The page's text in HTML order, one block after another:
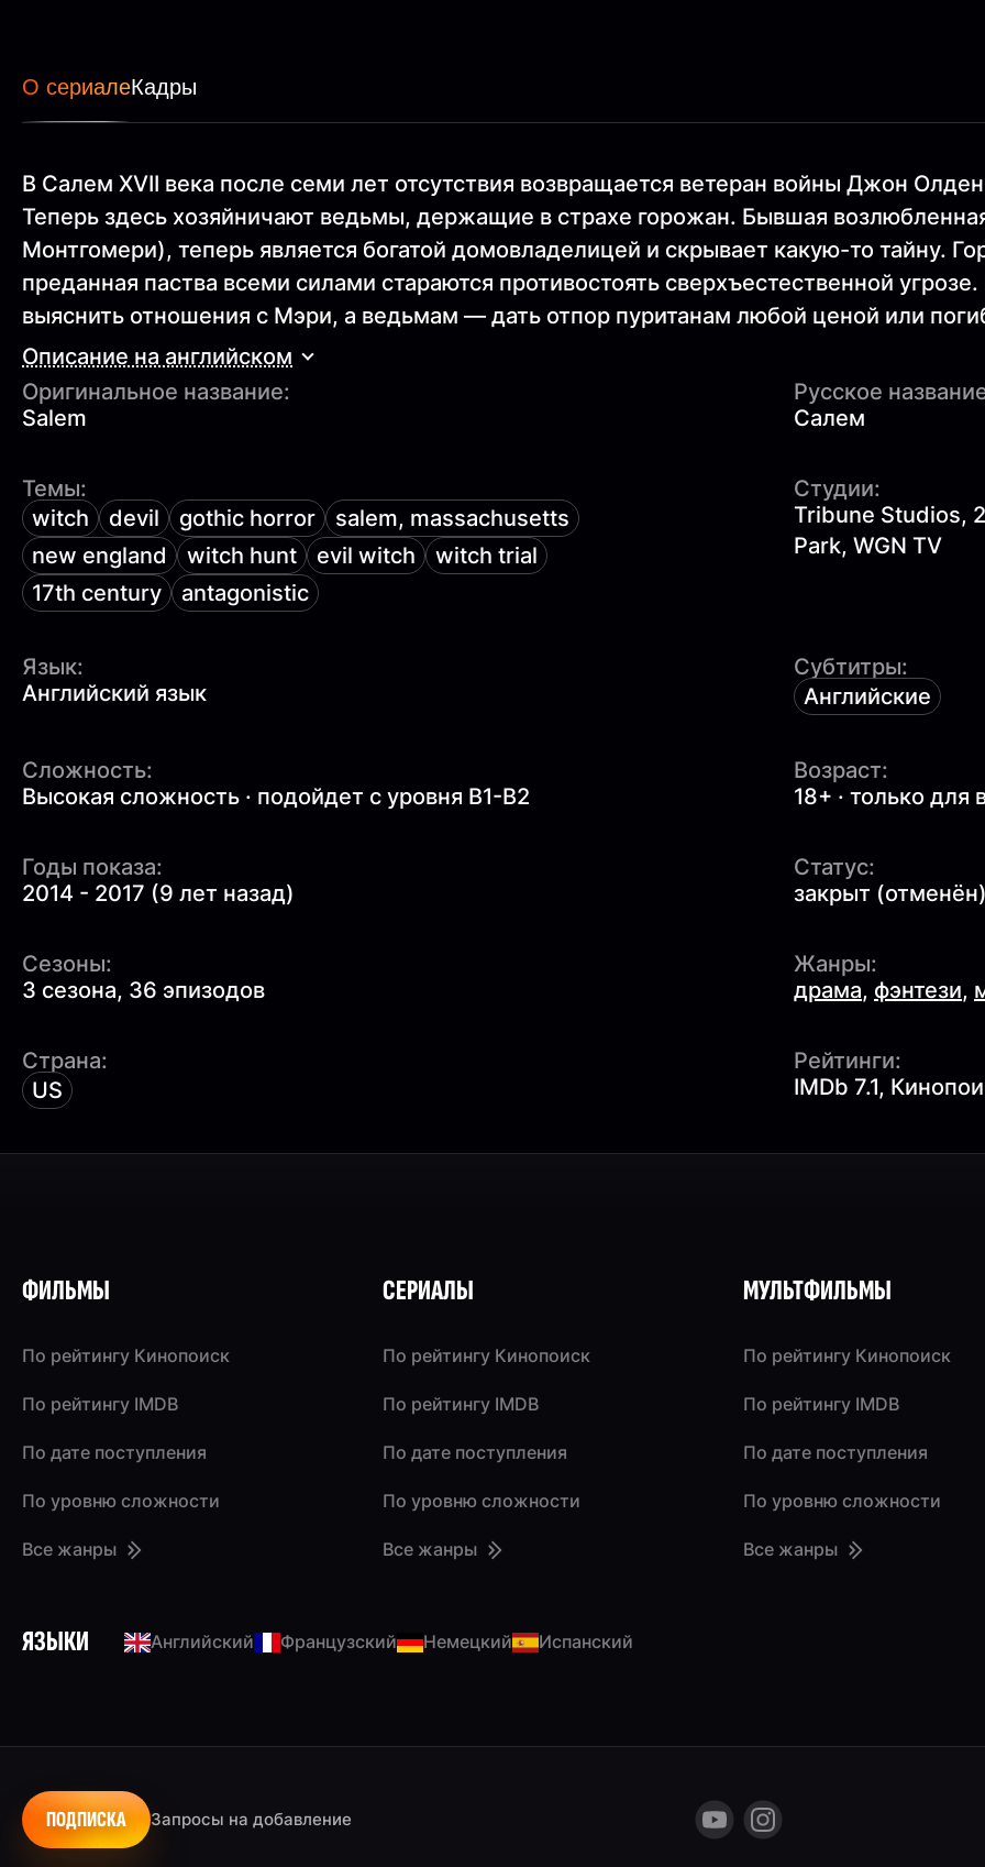
О сериалеКадры
В Салем XVII века после семи лет отсутствия возвращается ветеран войны Джон
Теперь здесь хозяйничают ведьмы, держащие в страхе горожан. Бывшая
Монтгомери), теперь является богатой домовладелицей и скрывает какую-то тайну.
преданная паства всеми силами стараются противостоять сверхъестественной
выяснить отношения с Мэри, а ведьмам — дать отпор пуританам любой ценой или
Описание на английском
Оригинальное название:
Salem
Русское
Салем
Темы:
witch
devil gothic horror
salem, massachusetts
new england
witch hunt evil witch
witch trial
17th century
antagonistic
Студии:
Tribune Studios,
Park, WGN TV
Язык:
Английский язык
Субтитры:
Английские
Сложность:
Высокая сложность · подойдет с уровня B1-B2
Возраст:
18+ · только для
Годы показа:
2014 - 2017 (9 лет назад)
Статус:
закрыт (отменён)
Сезоны:
3 сезона, 36 эпизодов
Жанры:
драма, фэнтези,
Страна:
US
Рейтинги:
IMDb 7.1,
ЯЗЫКИ Английский Французский Немецкий Испанский
ФИЛЬМЫ
По рейтингу Кинопоиск
По рейтингу IMDB
По дате поступления
По уровню сложности
Все жанры
СЕРИАЛЫ
По рейтингу Кинопоиск
По рейтингу IMDB
По дате поступления
По уровню сложности
Все жанры
МУЛЬТФИЛЬМЫ
По рейтингу Кинопоиск
По рейтингу IMDB
По дате поступления
По уровню сложности
Все жанры
Запросы на добавление
ПОДПИСКА